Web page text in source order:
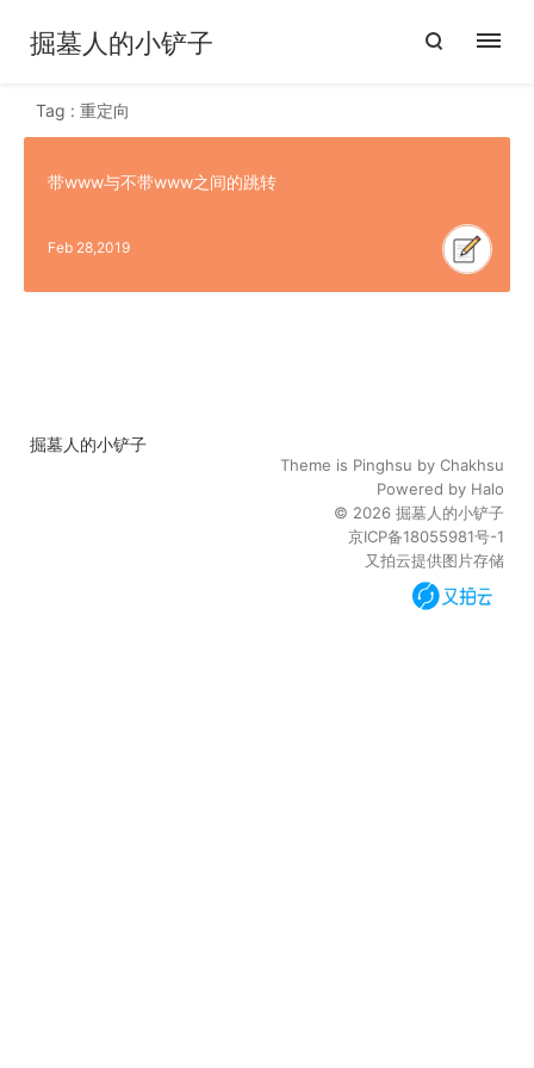
掘墓人的小铲子
Tag : 重定向
带www与不带www之间的跳转
Feb 28,2019
掘墓人的小铲子
Theme is Pinghsu by Chakhsu
Powered by Halo
© 2026 掘墓人的小铲子
京ICP备18055981号-1
又拍云提供图片存储